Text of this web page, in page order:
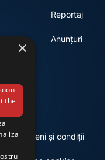
Reportaj
Anunțuri
Termeni și condiții
×
the